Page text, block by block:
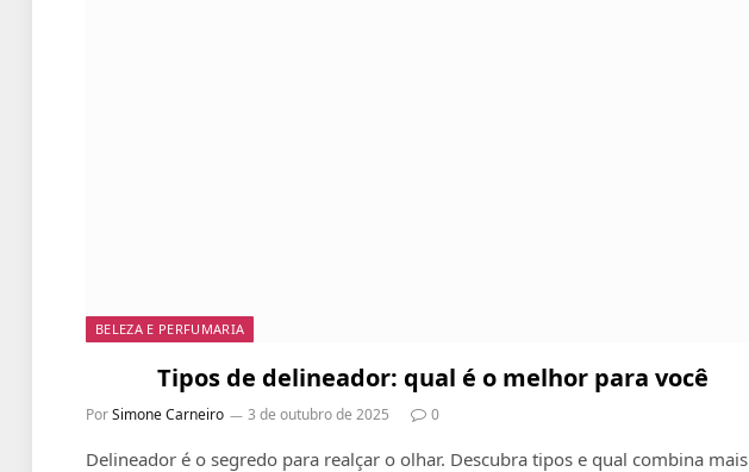
BELEZA E PERFUMARIA
Tipos de delineador: qual é o melhor para você
PorSimone Carneiro 3 de outubro de 2025 0
Delineador é o segredo para realçar o olhar. Descubra tipos e qual combina mais